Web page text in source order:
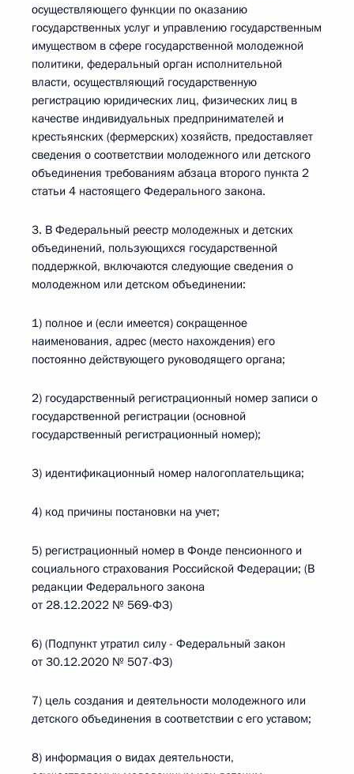
осуществляющего функции по оказанию
государственных услуг и управлению государственным
имуществом в сфере государственной молодежной
политики, федеральный орган исполнительной
власти, осуществляющий государственную
регистрацию юридических лиц, физических лиц в
качестве индивидуальных предпринимателей и
крестьянских (фермерских) хозяйств, предоставляет
сведения о соответствии молодежного или детского
объединения требованиям абзаца второго пункта 2
статьи 4 настоящего Федерального закона.
3. В Федеральный реестр молодежных и детских
объединений, пользующихся государственной
поддержкой, включаются следующие сведения о
молодежном или детском объединении:
1) полное и (если имеется) сокращенное
наименования, адрес (место нахождения) его
постоянно действующего руководящего органа;
2) государственный регистрационный номер записи о
государственной регистрации (основной
государственный регистрационный номер);
3) идентификационный номер налогоплательщика;
4) код причины постановки на учет;
5) регистрационный номер в Фонде пенсионного и
социального страхования Российской Федерации; (В
редакции Федерального закона
от 28.12.2022 № 569-ФЗ)
6) (Подпункт утратил силу - Федеральный закон
от 30.12.2020 № 507-ФЗ)
7) цель создания и деятельности молодежного или
детского объединения в соответствии с его уставом;
8) информация о видах деятельности,